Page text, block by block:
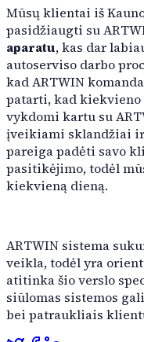
Išnaudokite dirbtinio
išmanias įžvalgas,
Integracijos
Audatex
Rivile
Automobilių plovykla
Kompleksinė
Mūsų klientai iš
pasidžiaugti su
aparatu, kas dar
autoserviso darbo
kad ARTWIN
patarti, kad kiekvieno
vykdomi kartu su
įveikiami sklandžiai
pareiga padėti savo
pasitikėjimo, todėl
kiekvieną dieną.
ARTWIN sistema
veikla, todėl yra
atitinka šio verslo
siūlomas sistemos
bei patraukliais